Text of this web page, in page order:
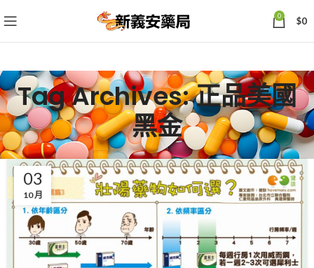
0 $0
Tag Archives: 正品美國
黑金
03
10 月